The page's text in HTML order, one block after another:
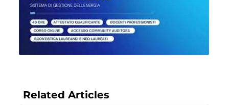
Related Articles